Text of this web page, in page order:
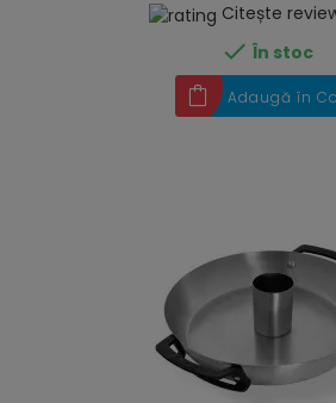
Citește
 În stoc
Adaugă în